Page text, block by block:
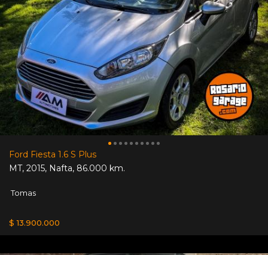
Ford Fiesta 1.6 S Plus
MT, 2015, Nafta, 86.000 km.
Tomas
$ 13.900.000